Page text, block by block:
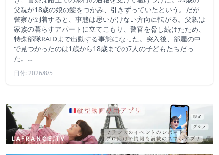
父親が18歳の娘の髪をつかみ、引きずっていたという。だが
警察が到着すると、事態は思いがけない方向に転がる。父親は
家族の暮らすアパートに立てこもり、警官を脅し続けたため、
特殊部隊RAIDまで出動する事態になった。突入後、部屋の中
で見つかったのは1歳から18歳までの7人の子どもたちだっ
た。…
日付: 2026/8/5